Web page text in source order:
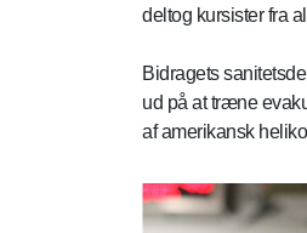
Der er blevet
Bidragets
ud på at træne